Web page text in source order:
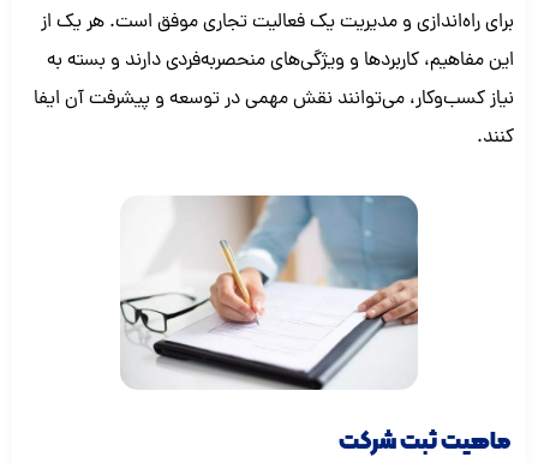
برای راه‌اندازی و مدیریت یک فعالیت تجاری موفق است. هر یک از
این مفاهیم، کاربردها و ویژگی‌های منحصربه‌فردی دارند و بسته به
نیاز کسب‌وکار، می‌توانند نقش مهمی در توسعه و پیشرفت آن ایفا
کنند.
ماهیت ثبت شرکت